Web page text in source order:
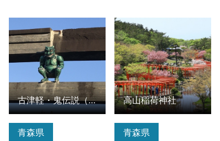
青森県
社、鳥居の鬼コ） の詳
細はこちら
古津軽・鬼伝説（鬼神社、鳥居の鬼コ）
青森県
高山稲荷神社 の詳細は
こちら
高山稲荷神社